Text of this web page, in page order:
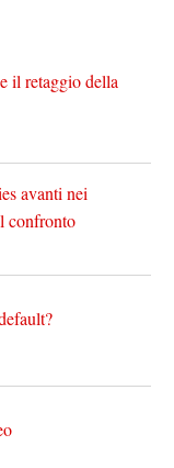
il retaggio della
avanti nei
confronto